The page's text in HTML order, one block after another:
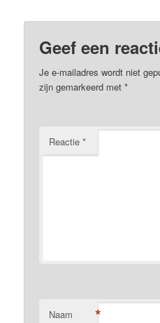
Geef een
Je e-mailadres wordt niet
zijn gemarkeerd met*
Reactie*
Naam *